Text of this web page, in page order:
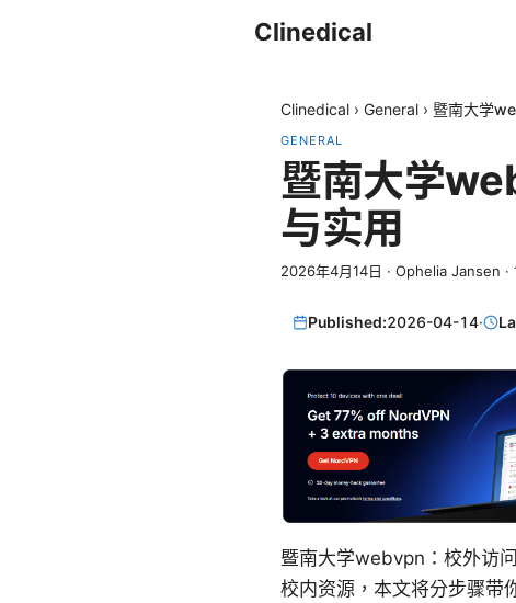
Clinedical
Clinedical › General › 暨南大学
GENERAL
暨南大学
与实用
2026年4月14日 · Ophelia Jansen ·
Published:2026-04-14·
暨南大学webvpn：校外访
校内资源，本文将分步骤带